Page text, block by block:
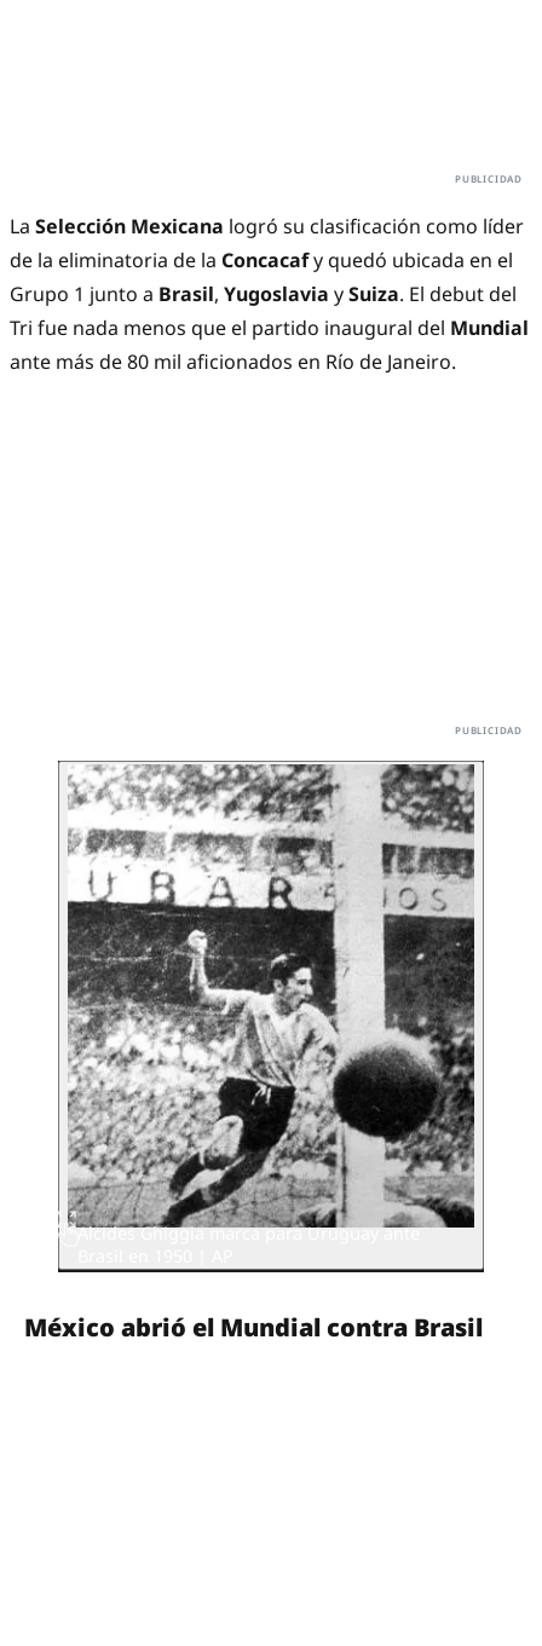
La Selección Mexicana logró su clasificación como líder
de la eliminatoria de la Concacafy quedó ubicada en el
Grupo 1 junto a Brasil, Yugoslavia ySuiza. El debut del
Tri fue nada menos que el partido inaugural del Mundial
ante más de 80 mil aficionados en Río de Janeiro.
Alcides Ghiggia marca para Uruguay ante
México abrió el Mundial contra Brasil